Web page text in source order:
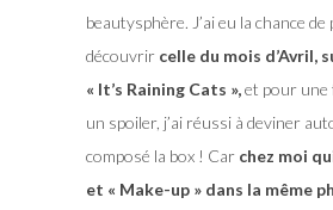
beautysphère. J’ai eu la chance
découvrir celle du mois d’Avril,
« It’s Raining Cats »,et pour une
un spoiler, j’ai réussi à deviner
composé la box ! Carchez moi
et « Make-up » dans la même